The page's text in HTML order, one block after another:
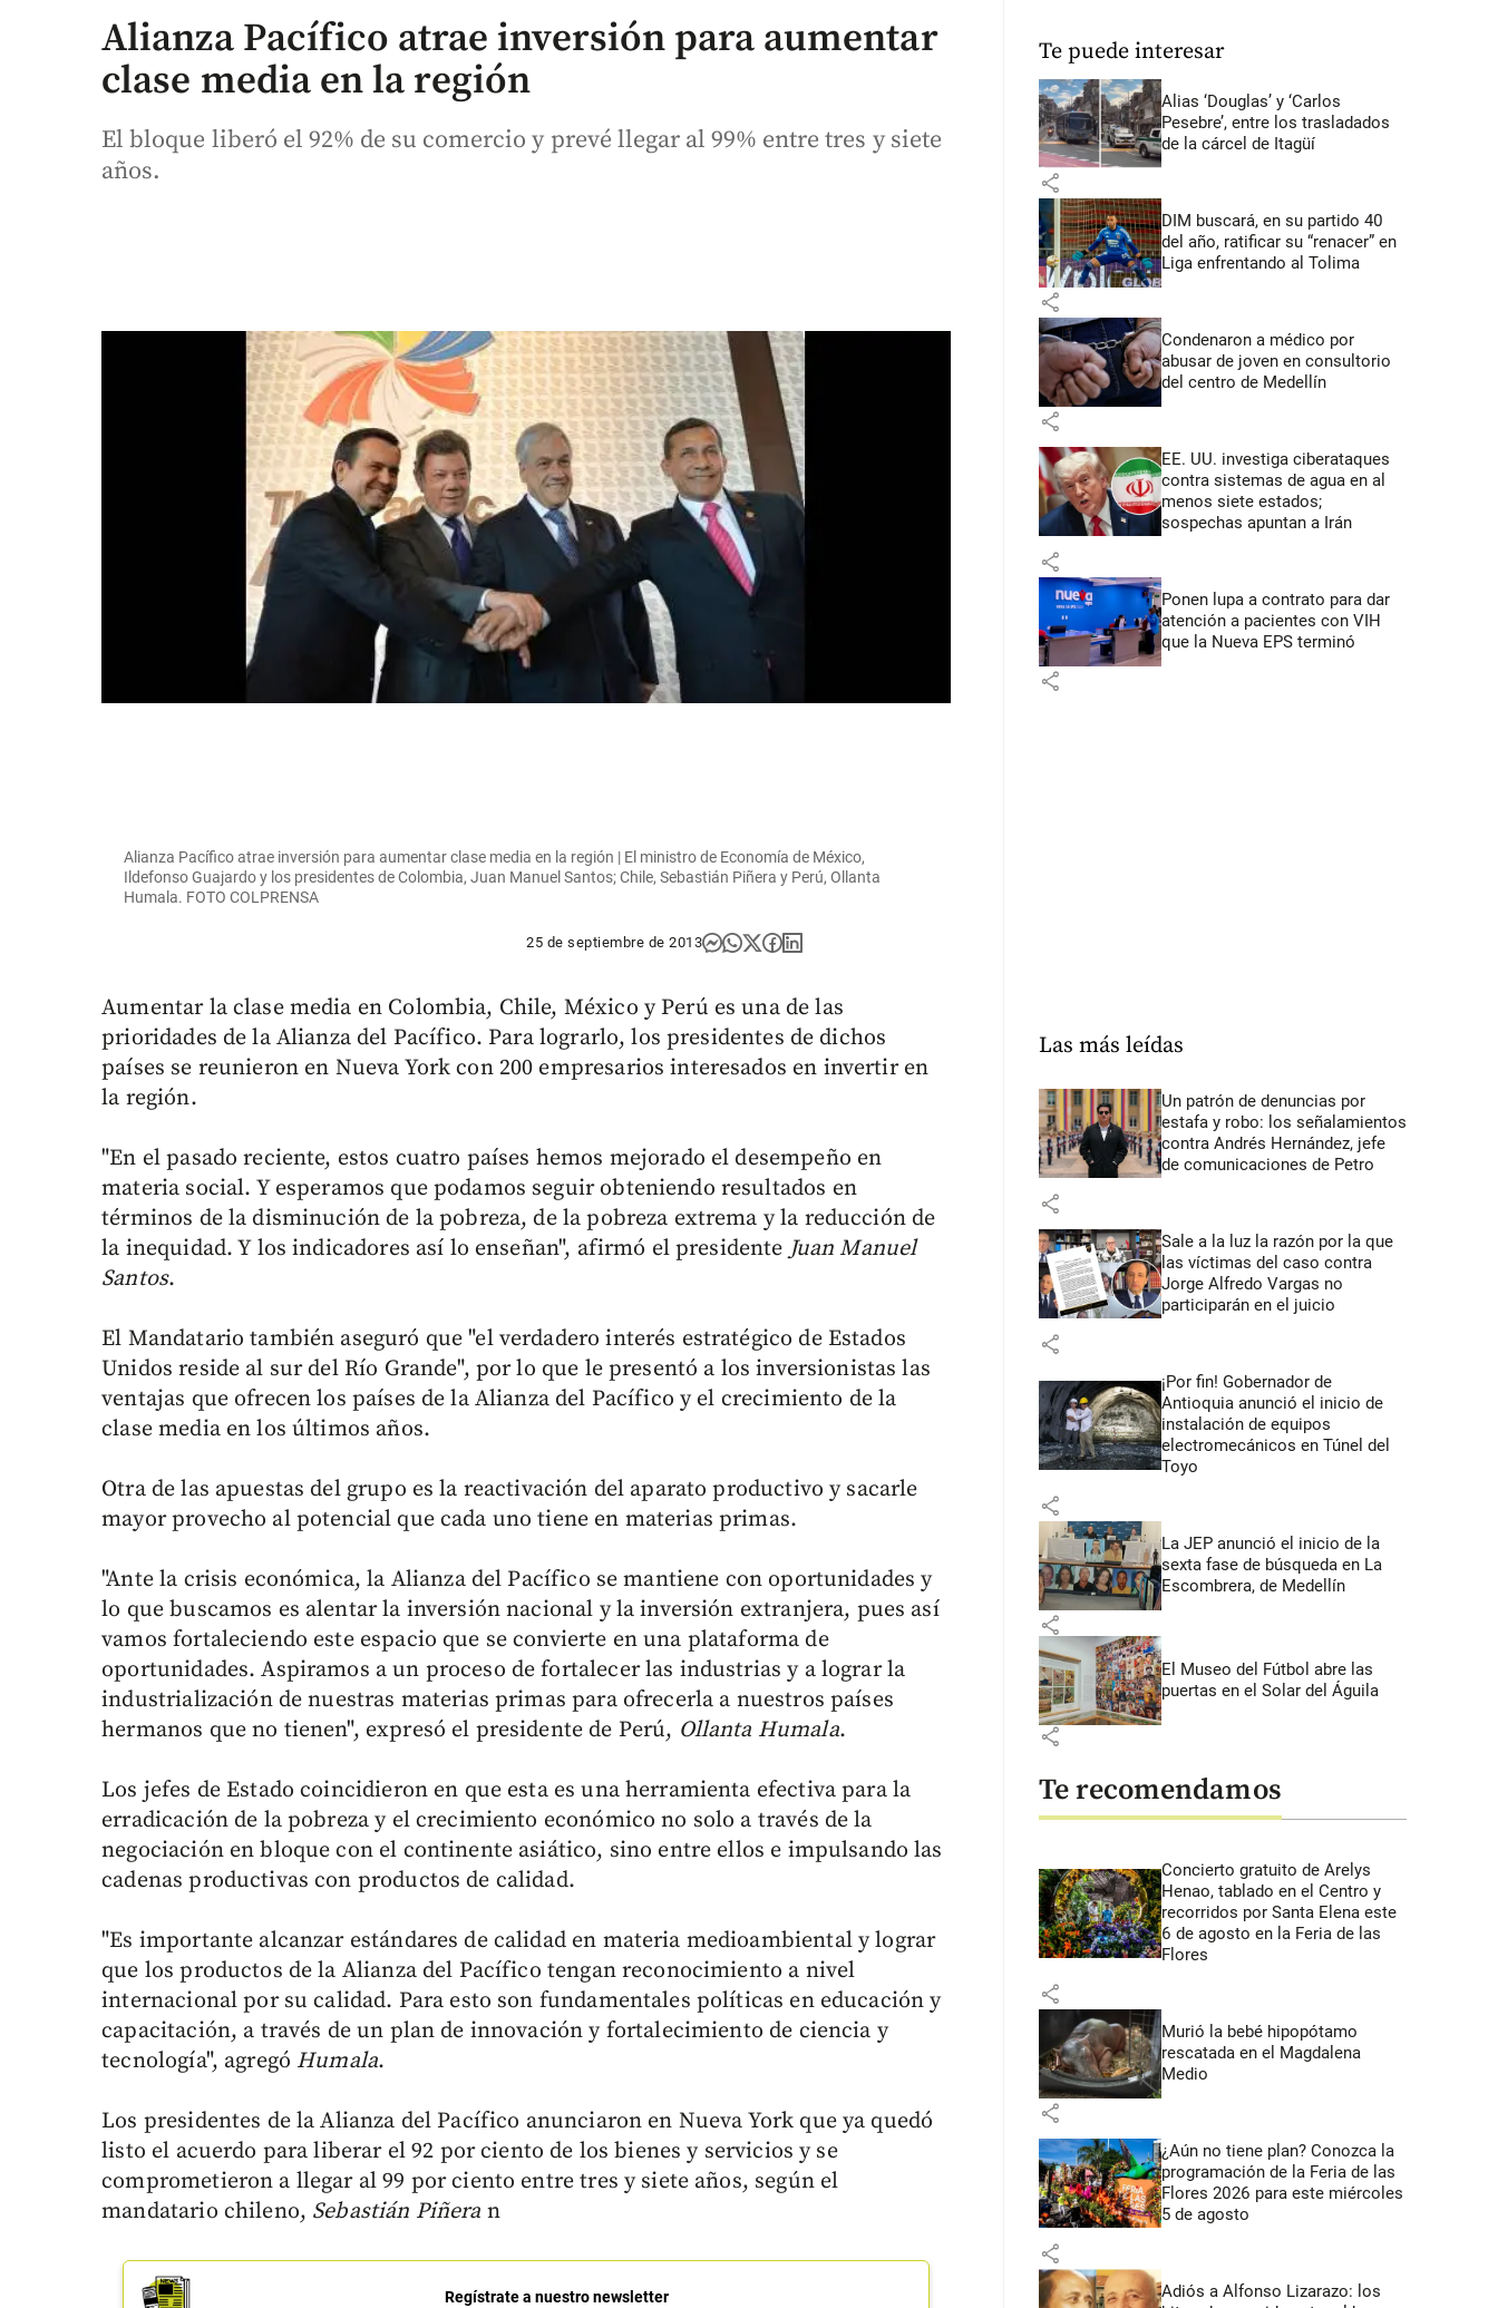
Alianza Pacífico atrae inversión para aumentar
clase media en la región
El bloque liberó el 92% de su comercio y prevé llegar al 99% entre tres y siete
años.
Alianza Pacífico atrae inversión para aumentar clase media en la región | El ministro de Economía de México,
Ildefonso Guajardo y los presidentes de Colombia, Juan Manuel Santos; Chile, Sebastián Piñera y Perú, Ollanta
Humala. FOTO COLPRENSA
25 de septiembre de 2013
Aumentar la clase media en Colombia, Chile, México y Perú es una de las
prioridades de la Alianza del Pacífico. Para lograrlo, los presidentes de dichos
países se reunieron en Nueva York con 200 empresarios interesados en invertir en
la región.
"En el pasado reciente, estos cuatro países hemos mejorado el desempeño en
materia social. Y esperamos que podamos seguir obteniendo resultados en
términos de la disminución de la pobreza, de la pobreza extrema y la reducción de
la inequidad. Y los indicadores así lo enseñan", afirmó el presidenteJuan Manuel
Santos.
El Mandatario también aseguró que "el verdadero interés estratégico de Estados
Unidos reside al sur del Río Grande", por lo que le presentó a los inversionistas las
ventajas que ofrecen los países de la Alianza del Pacífico y el crecimiento de la
clase media en los últimos años.
Otra de las apuestas del grupo es la reactivación del aparato productivo y sacarle
mayor provecho al potencial que cada uno tiene en materias primas.
"Ante la crisis económica, la Alianza del Pacífico se mantiene con oportunidades y
lo que buscamos es alentar la inversión nacional y la inversión extranjera, pues así
vamos fortaleciendo este espacio que se convierte en una plataforma de
oportunidades. Aspiramos a un proceso de fortalecer las industrias y a lograr la
industrialización de nuestras materias primas para ofrecerla a nuestros países
hermanos que no tienen", expresó el presidente de Perú, Ollanta Humala.
Los jefes de Estado coincidieron en que esta es una herramienta efectiva para la
erradicación de la pobreza y el crecimiento económico no solo a través de la
negociación en bloque con el continente asiático, sino entre ellos e impulsando las
cadenas productivas con productos de calidad.
"Es importante alcanzar estándares de calidad en materia medioambiental y lograr
que los productos de la Alianza del Pacífico tengan reconocimiento a nivel
internacional por su calidad. Para esto son fundamentales políticas en educación y
capacitación, a través de un plan de innovación y fortalecimiento de ciencia y
tecnología", agregó Humala.
Los presidentes de la Alianza del Pacífico anunciaron en Nueva York que ya quedó
listo el acuerdo para liberar el 92 por ciento de los bienes y servicios y se
comprometieron a llegar al 99 por ciento entre tres y siete años, según el
mandatario chileno, Sebastián Piñera n
Regístrate a nuestro newsletter
Te puede interesar
Alias ‘Douglas’ y ‘Carlos
Pesebre’, entre los trasladados
de la cárcel de Itagüí
share
DIM buscará, en su partido 40
del año, ratificar su “renacer” en
Liga enfrentando al Tolima
share
Condenaron a médico por
abusar de joven en consultorio
del centro de Medellín
share
EE. UU. investiga ciberataques
contra sistemas de agua en al
menos siete estados;
sospechas apuntan a Irán
share
Ponen lupa a contrato para dar
atención a pacientes con VIH
que la Nueva EPS terminó
share
Las más leídas
Un patrón de denuncias por
estafa y robo: los señalamientos
contra Andrés Hernández, jefe
de comunicaciones de Petro
share
Sale a la luz la razón por la que
las víctimas del caso contra
Jorge Alfredo Vargas no
participarán en el juicio
share
¡Por fin! Gobernador de
Antioquia anunció el inicio de
instalación de equipos
electromecánicos en Túnel del
Toyo
share
La JEP anunció el inicio de la
sexta fase de búsqueda en La
Escombrera, de Medellín
share
El Museo del Fútbol abre las
puertas en el Solar del Águila
share
Te recomendamos
Concierto gratuito de Arelys
Henao, tablado en el Centro y
recorridos por Santa Elena este
6 de agosto en la Feria de las
Flores
share
Murió la bebé hipopótamo
rescatada en el Magdalena
Medio
share
¿Aún no tiene plan? Conozca la
programación de la Feria de las
Flores 2026 para este miércoles
5 de agosto
share
Adiós a Alfonso Lizarazo: los